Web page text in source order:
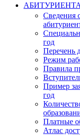
Сведения
год
Перечень
Режим
Правила
Пример
год
Платные
Атлас